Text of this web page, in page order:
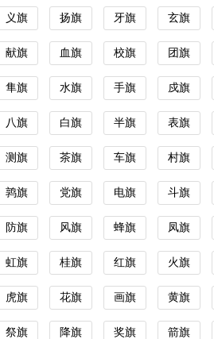
义旗 扬旗 牙旗 玄旗
献旗 血旗 校旗 团旗
隼旗 水旗 手旗 戍旗
八旗 白旗 半旗 表旗
测旗 茶旗 车旗 村旗
鹑旗 党旗 电旗 斗旗
防旗 风旗 蜂旗 凤旗
虹旗 桂旗 红旗 火旗
虎旗 花旗 画旗 黄旗
祭旗 降旗 奖旗 箭旗